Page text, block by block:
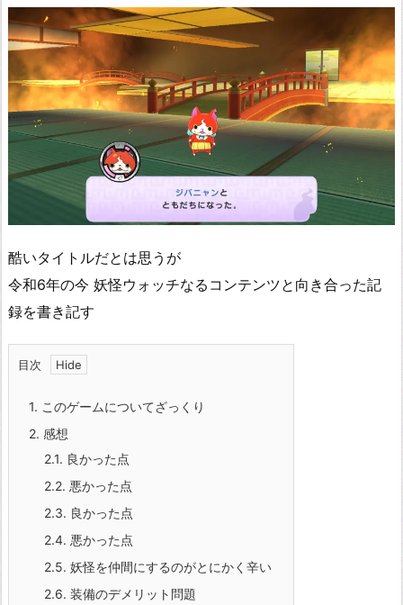
酷いタイトルだとは思うが
令和6年の今 妖怪ウォッチなるコンテンツと向き合った記
録を書き記す
目次
1. このゲームについてざっくり
2. 感想
2.1. 良かった点
2.2. 悪かった点
2.3. 良かった点
2.4. 悪かった点
2.5. 妖怪を仲間にするのがとにかく辛い
2.6. 装備のデメリット問題